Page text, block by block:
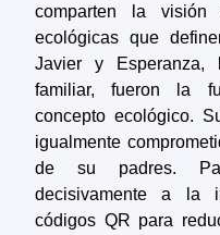
comparten la visión
ecológicas que
Javier y Esperanza,
familiar, fueron la
concepto ecológico.
igualmente
de su padres.
decisivamente a la
códigos QR para